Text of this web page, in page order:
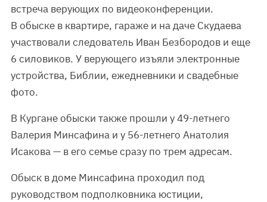
встреча верующих по видеоконференции.
В обыске в квартире, гараже и на даче Скудаева
участвовали следователь Иван Безбородов и еще
6 силовиков. У верующего изъяли электронные
устройства, Библии, ежедневники и свадебные
фото.
В Кургане обыски также прошли у 49-летнего
Валерия Минсафина и у 56-летнего Анатолия
Исакова — в его семье сразу по трем адресам.
Обыск в доме Минсафина проходил под
руководством подполковника юстиции,